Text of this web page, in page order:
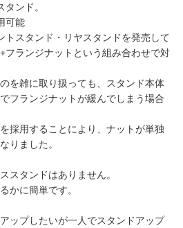
ンド。
可能
トスタンド・リヤスタンドを発売して
フランジナットという組み合わせで対
を雑に取り扱っても、スタンド本体
フランジナットが緩んでしまう場合
採用することにより、ナットが単独
りました。
スタンドはありません。
かに簡単です。
ップしたいが一人でスタンドアップ